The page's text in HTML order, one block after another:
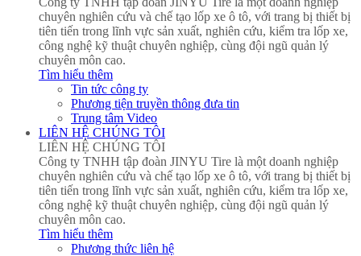
chuyên nghiên cứu và chế tạo lốp xe ô tô, với trang bị thiết bị
tiên tiến trong lĩnh vực sản xuất, nghiên cứu, kiểm tra lốp xe,
công nghệ kỹ thuật chuyên nghiệp, cùng đội ngũ quản lý
chuyên môn cao.
Tìm hiểu thêm
Tin tức công ty
Phương tiện truyền thông đưa tin
Trung tâm Video
LIÊN HỆ CHÚNG TÔI
LIÊN HỆ CHÚNG TÔI
Công ty TNHH tập đoàn JINYU Tire là một doanh nghiệp
chuyên nghiên cứu và chế tạo lốp xe ô tô, với trang bị thiết bị
tiên tiến trong lĩnh vực sản xuất, nghiên cứu, kiểm tra lốp xe,
công nghệ kỹ thuật chuyên nghiệp, cùng đội ngũ quản lý
chuyên môn cao.
Tìm hiểu thêm
Phương thức liên hệ